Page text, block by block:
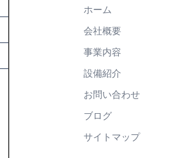
ホーム
会社概要
事業内容
設備紹介
お問い合わせ
ブログ
サイトマップ